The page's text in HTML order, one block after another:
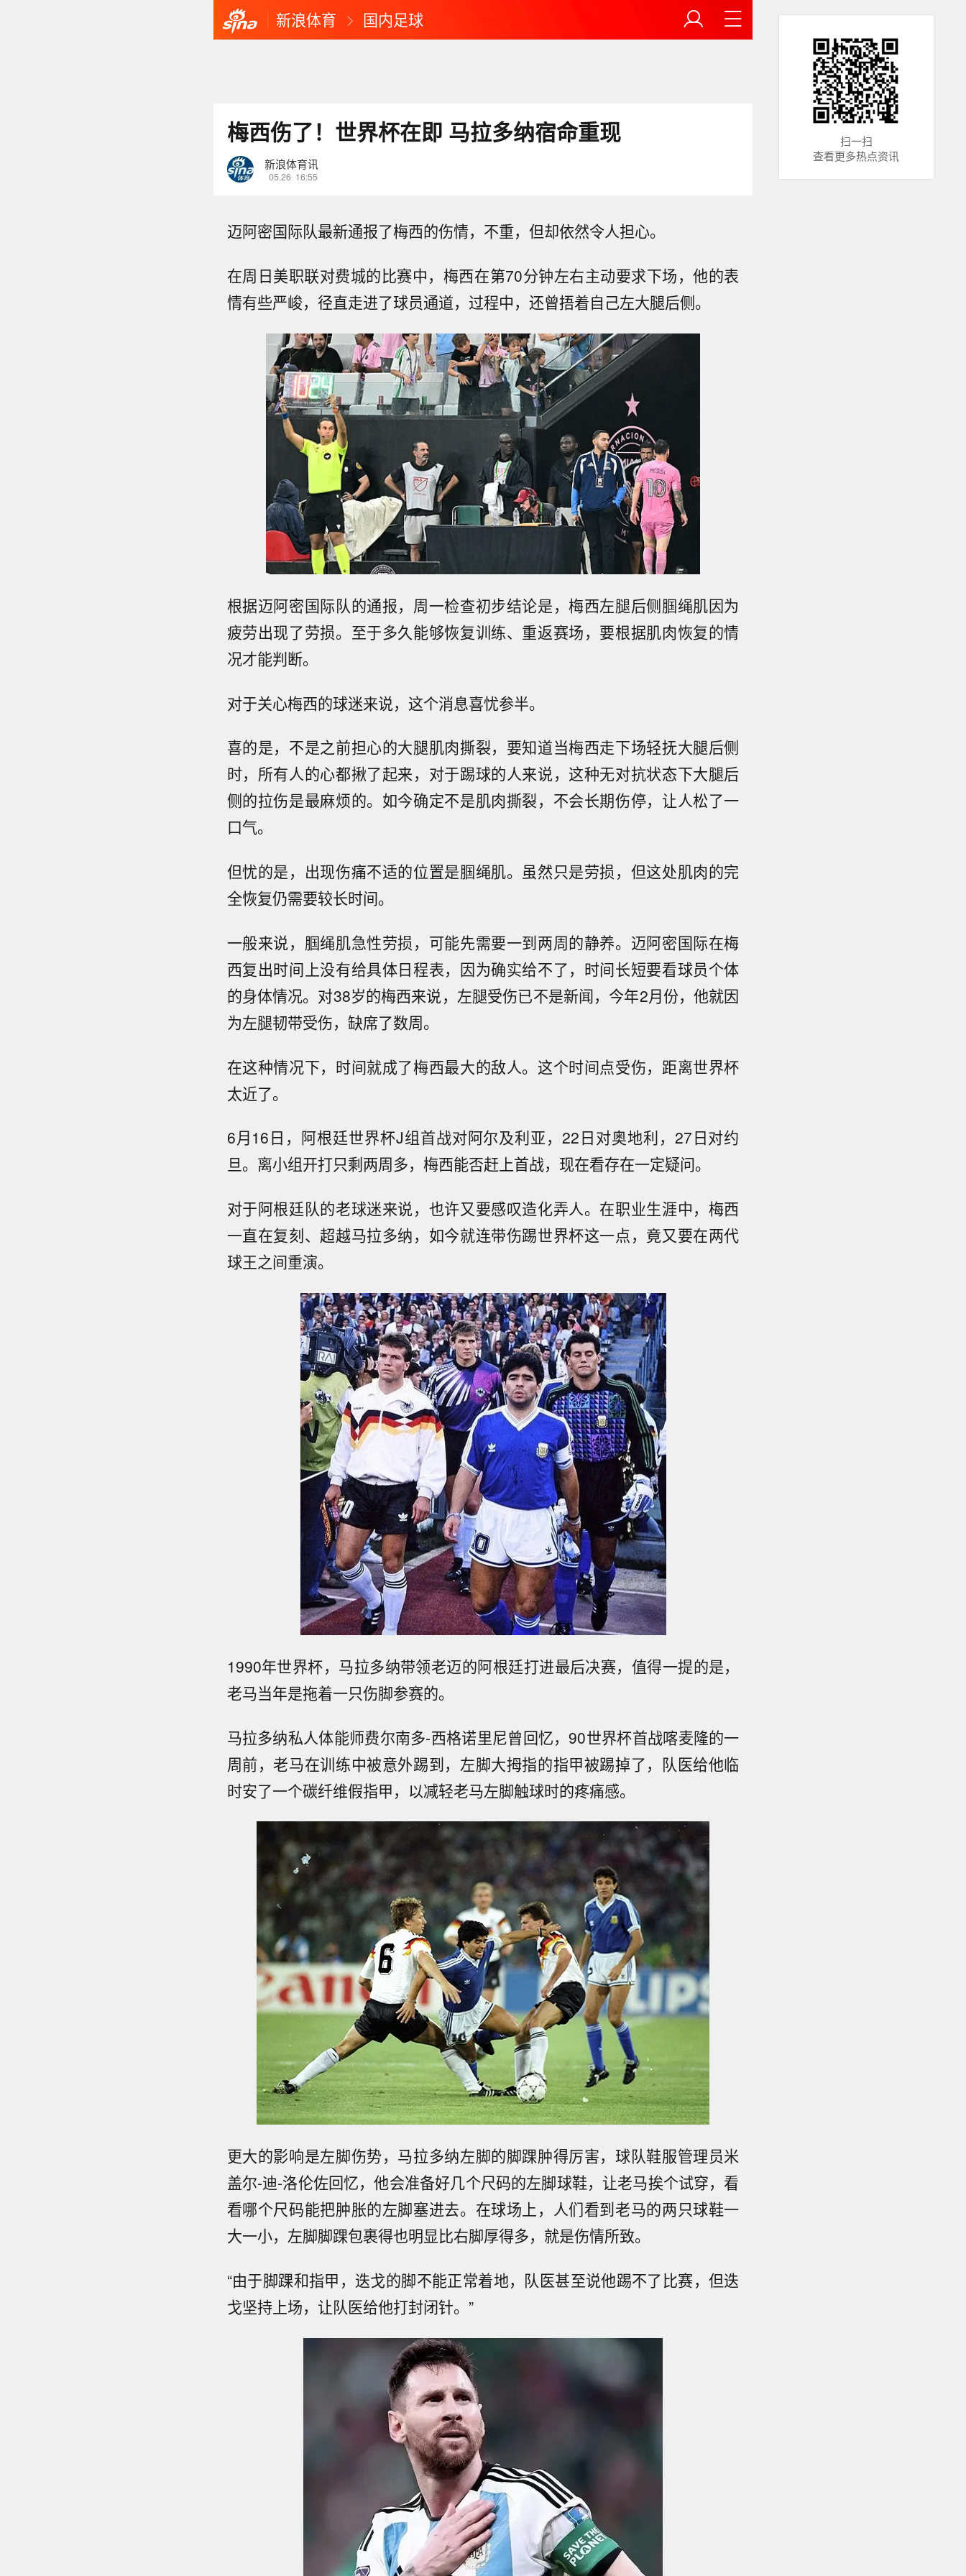
新浪体育 国内足球
梅西伤了！世界杯在即 马拉多纳宿命重现
新浪体育讯
05.26 16:55
迈阿密国际队最新通报了梅西的伤情，不重，但却依然令人担心。
在周日美职联对费城的比赛中，梅西在第70分钟左右主动要求下场，他的表
情有些严峻，径直走进了球员通道，过程中，还曾捂着自己左大腿后侧。
根据迈阿密国际队的通报，周一检查初步结论是，梅西左腿后侧腘绳肌因为
疲劳出现了劳损。至于多久能够恢复训练、重返赛场，要根据肌肉恢复的情
况才能判断。
对于关心梅西的球迷来说，这个消息喜忧参半。
喜的是，不是之前担心的大腿肌肉撕裂，要知道当梅西走下场轻抚大腿后侧
时，所有人的心都揪了起来，对于踢球的人来说，这种无对抗状态下大腿后
侧的拉伤是最麻烦的。如今确定不是肌肉撕裂，不会长期伤停，让人松了一
口气。
但忧的是，出现伤痛不适的位置是腘绳肌。虽然只是劳损，但这处肌肉的完
全恢复仍需要较长时间。
一般来说，腘绳肌急性劳损，可能先需要一到两周的静养。迈阿密国际在梅
西复出时间上没有给具体日程表，因为确实给不了，时间长短要看球员个体
的身体情况。对38岁的梅西来说，左腿受伤已不是新闻，今年2月份，他就因
为左腿韧带受伤，缺席了数周。
在这种情况下，时间就成了梅西最大的敌人。这个时间点受伤，距离世界杯
太近了。
6月16日，阿根廷世界杯J组首战对阿尔及利亚，22日对奥地利，27日对约
旦。离小组开打只剩两周多，梅西能否赶上首战，现在看存在一定疑问。
对于阿根廷队的老球迷来说，也许又要感叹造化弄人。在职业生涯中，梅西
一直在复刻、超越马拉多纳，如今就连带伤踢世界杯这一点，竟又要在两代
球王之间重演。
1990年世界杯，马拉多纳带领老迈的阿根廷打进最后决赛，值得一提的是，
老马当年是拖着一只伤脚参赛的。
马拉多纳私人体能师费尔南多-西格诺里尼曾回忆，90世界杯首战喀麦隆的一
周前，老马在训练中被意外踢到，左脚大拇指的指甲被踢掉了，队医给他临
时安了一个碳纤维假指甲，以减轻老马左脚触球时的疼痛感。
更大的影响是左脚伤势，马拉多纳左脚的脚踝肿得厉害，球队鞋服管理员米
盖尔-迪-洛伦佐回忆，他会准备好几个尺码的左脚球鞋，让老马挨个试穿，看
看哪个尺码能把肿胀的左脚塞进去。在球场上，人们看到老马的两只球鞋一
大一小，左脚脚踝包裹得也明显比右脚厚得多，就是伤情所致。
“由于脚踝和指甲，迭戈的脚不能正常着地，队医甚至说他踢不了比赛，但迭
戈坚持上场，让队医给他打封闭针。”
扫一扫
查看更多热点资讯